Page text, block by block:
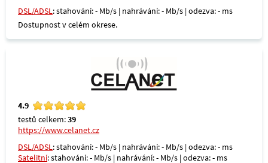
DSL/ADSL: stahování: - Mb/s | nahrávání: - Mb/s | odezva: - ms
Dostupnost v celém okrese.
4.9
testů celkem:39
https://www.celanet.cz
DSL/ADSL: stahování: - Mb/s | nahrávání: - Mb/s | odezva: - ms
Satelitní: stahování: - Mb/s | nahrávání: - Mb/s | odezva: - ms